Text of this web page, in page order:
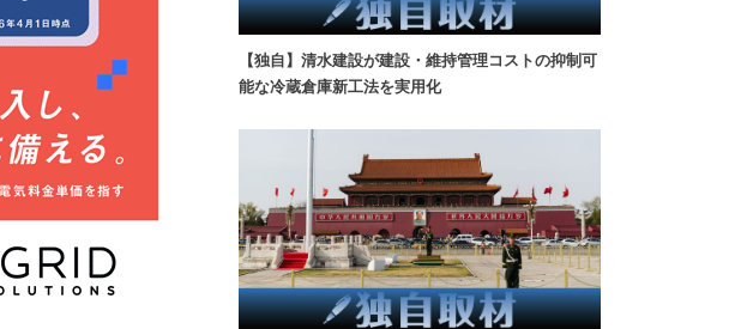
【独自】清水建設が建設・維持管理コストの抑制可
能な冷蔵倉庫新工法を実用化